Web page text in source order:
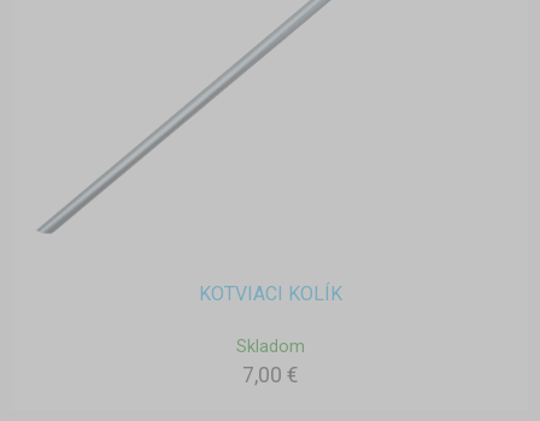
KOTVIACI KOLÍK
Skladom
7,00 €